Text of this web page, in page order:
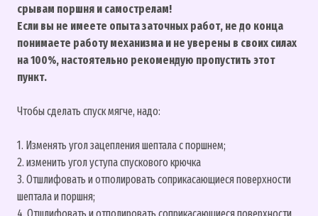
срывам поршня и самострелам!
Если вы не имеете опыта заточных работ, не до конца
понимаете работу механизма и не уверены в своих силах
на 100%, настоятельно рекомендую пропустить этот
пункт.
Чтобы сделать спуск мягче, надо:
1. Изменять угол зацепления шептала с поршнем;
2. изменить угол уступа спускового крючка
3. Отшлифовать и отполировать соприкасающиеся поверхности
шептала и поршня;